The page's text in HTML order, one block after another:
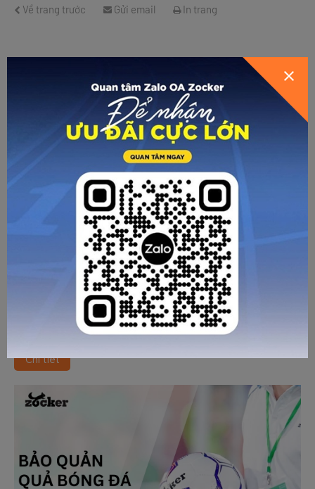
Về trang trước Gửi email In trang
Cách vệ sinh giày bóng đá giúp gia tăng tuổi thọ
Chỉ cần dành khoảng 10 - 15 phút vệ sinh giày đá bóng sau
mỗi buổi tập hoặc thi đấu, bạn có thể giúp đôi giày luôn
sạch sẽ, duy trì hiệu suất và kéo dài tuổi thọ đáng kể.
Chi tiết